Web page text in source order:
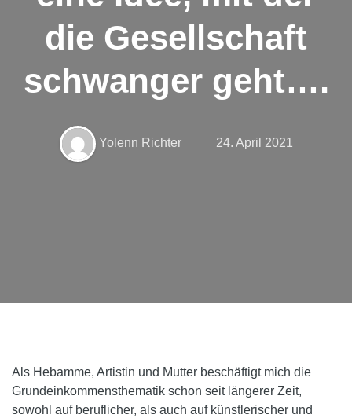
Literatur
die Gesellschaft
schwanger geht….
Yolenn Richter 24. April 2021
Als Hebamme, Artistin und Mutter beschäftigt mich die
Grundeinkommensthematik schon seit längerer Zeit,
sowohl auf beruflicher, als auch auf künstlerischer und